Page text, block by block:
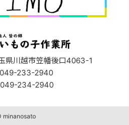
川越市笠幡後口4063-1
233-2940
049-234-2940
minanosato